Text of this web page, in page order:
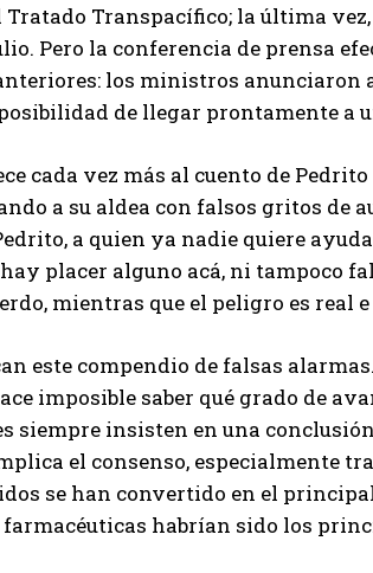
Transpacífico; la última
Pero la conferencia de prensa
los ministros
de llegar prontamente a
cada vez más al cuento de Pedrito
a su aldea con falsos gritos de
a quien ya nadie quiere
placer alguno acá, ni tampoco
mientras que el peligro es real
este compendio de falsas
imposible saber qué grado de
siempre insisten en una
el consenso, especialmente
se han convertido en el
habrían sido los